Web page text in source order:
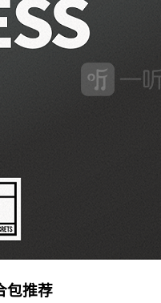
包推荐